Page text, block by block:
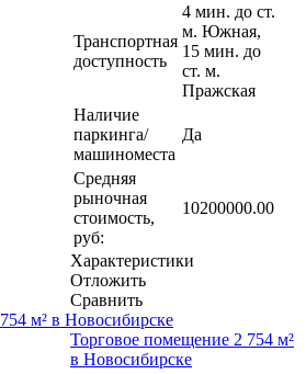
Транспортная
доступность
4 мин. до ст.
м. Южная,
15 мин. до
ст. м.
Пражская
Наличие
паркинга/
машиноместа
Да
Средняя
рыночная
стоимость,
руб:
10200000.00
Характеристики
Отложить
Сравнить
м² в Новосибирске
Торговое помещение 2 754 м²
в Новосибирске